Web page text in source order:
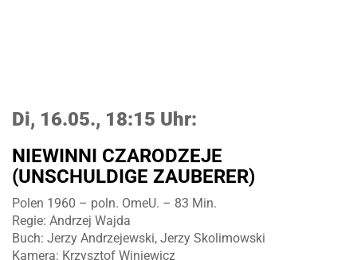
Di, 16.05., 18:15 Uhr:
NIEWINNI CZARODZEJE
(UNSCHULDIGE ZAUBERER)
Polen 1960 – poln. OmeU. – 83 Min.
Regie: Andrzej Wajda
Buch: Jerzy Andrzejewski, Jerzy Skolimowski
Kamera: Krzysztof Winiewicz